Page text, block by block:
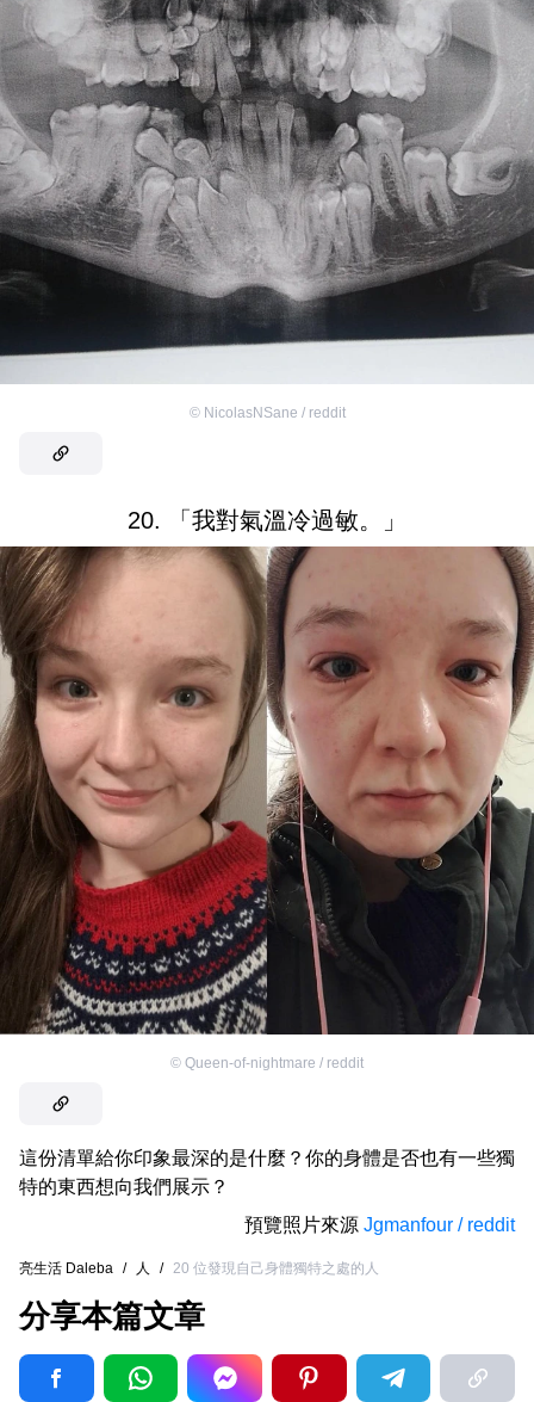
© NicolasNSane / reddit
20. 「我對氣溫冷過敏。」
© Queen-of-nightmare / reddit
這份清單給你印象最深的是什麼？你的身體是否也有一些獨
特的東西想向我們展示？
預覽照片來源 Jgmanfour / reddit
亮生活 Daleba / 人 / 20 位發現自己身體獨特之處的人
分享本篇文章